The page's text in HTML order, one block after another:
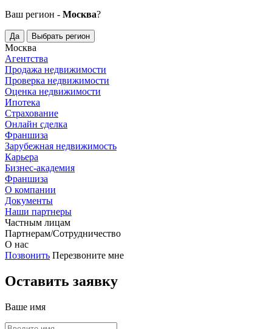
Ваш регион - Москва?
Да Выбрать регион
Москва
Агентства
Продажа недвижимости
Проверка недвижимости
Оценка недвижимости
Ипотека
Страхование
Онлайн сделка
Франшиза
Зарубежная недвижимость
Карьера
Бизнес-академия
Франшиза
О компании
Документы
Наши партнеры
Частным лицам
Партнерам/Сотрудничество
О нас
Позвонить Перезвоните мне
Оставить заявку
Ваше имя